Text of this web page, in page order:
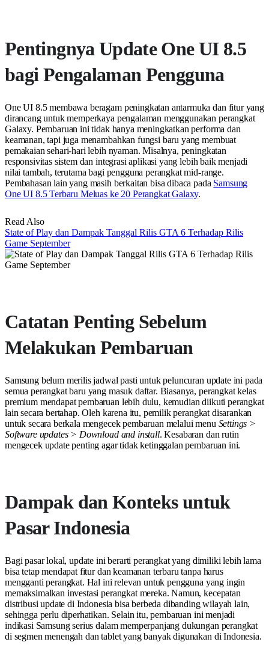
Pentingnya Update One UI 8.5
bagi Pengalaman Pengguna
One UI 8.5 membawa beragam peningkatan antarmuka dan fitur yang
dirancang untuk memperkaya pengalaman menggunakan perangkat
Galaxy. Pembaruan ini tidak hanya meningkatkan performa dan
keamanan, tapi juga menambahkan fungsi baru yang membuat
pemakaian sehari-hari lebih nyaman. Misalnya, peningkatan
responsivitas sistem dan integrasi aplikasi yang lebih baik menjadi
nilai tambah, terutama bagi pengguna perangkat mid-range.
Pembahasan lain yang masih berkaitan bisa dibaca pada Samsung
One UI 8.5 Terbaru Meluas ke 20 Perangkat Galaxy.
Read Also
State of Play dan Dampak Tanggal Rilis GTA 6 Terhadap Rilis
Game September
Catatan Penting Sebelum
Melakukan Pembaruan
Samsung belum merilis jadwal pasti untuk peluncuran update ini pada
semua perangkat baru yang masuk daftar. Biasanya, perangkat kelas
premium mendapat pembaruan lebih dulu, kemudian diikuti perangkat
lain secara bertahap. Oleh karena itu, pemilik perangkat disarankan
untuk secara berkala mengecek pembaruan melalui menu Settings >
Software updates > Download and install. Kesabaran dan rutin
mengecek update penting agar tidak ketinggalan pembaruan ini.
Dampak dan Konteks untuk
Pasar Indonesia
Bagi pasar lokal, update ini berarti perangkat yang dimiliki lebih lama
bisa tetap mendapat fitur dan keamanan terbaru tanpa harus
mengganti perangkat. Hal ini relevan untuk pengguna yang ingin
memaksimalkan investasi perangkat mereka. Namun, kecepatan
distribusi update di Indonesia bisa berbeda dibanding wilayah lain,
sehingga perlu diperhatikan. Selain itu, pembaruan ini menjadi
indikasi Samsung serius dalam memperpanjang dukungan perangkat
di segmen menengah dan tablet yang banyak digunakan di Indonesia.